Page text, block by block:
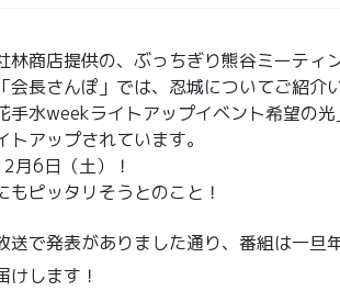
林商店提供の、ぶっちぎり熊谷ミーティ
会長さんぽ」では、忍城についてご紹介
手水weekライトアップイベント希望の
トアップされています。
月6日（土）！
もピッタリそうとのこと！
送で発表がありました通り、番組は一旦
けします！